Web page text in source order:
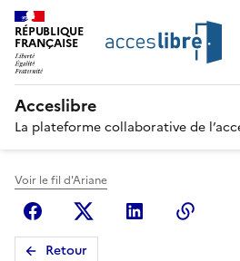
RÉPUBLIQUE
FRANÇAISE
Acceslibre
La plateforme collaborative de
Voir le fil d'Ariane
FacebookX (anciennement
Linkedin
Retour